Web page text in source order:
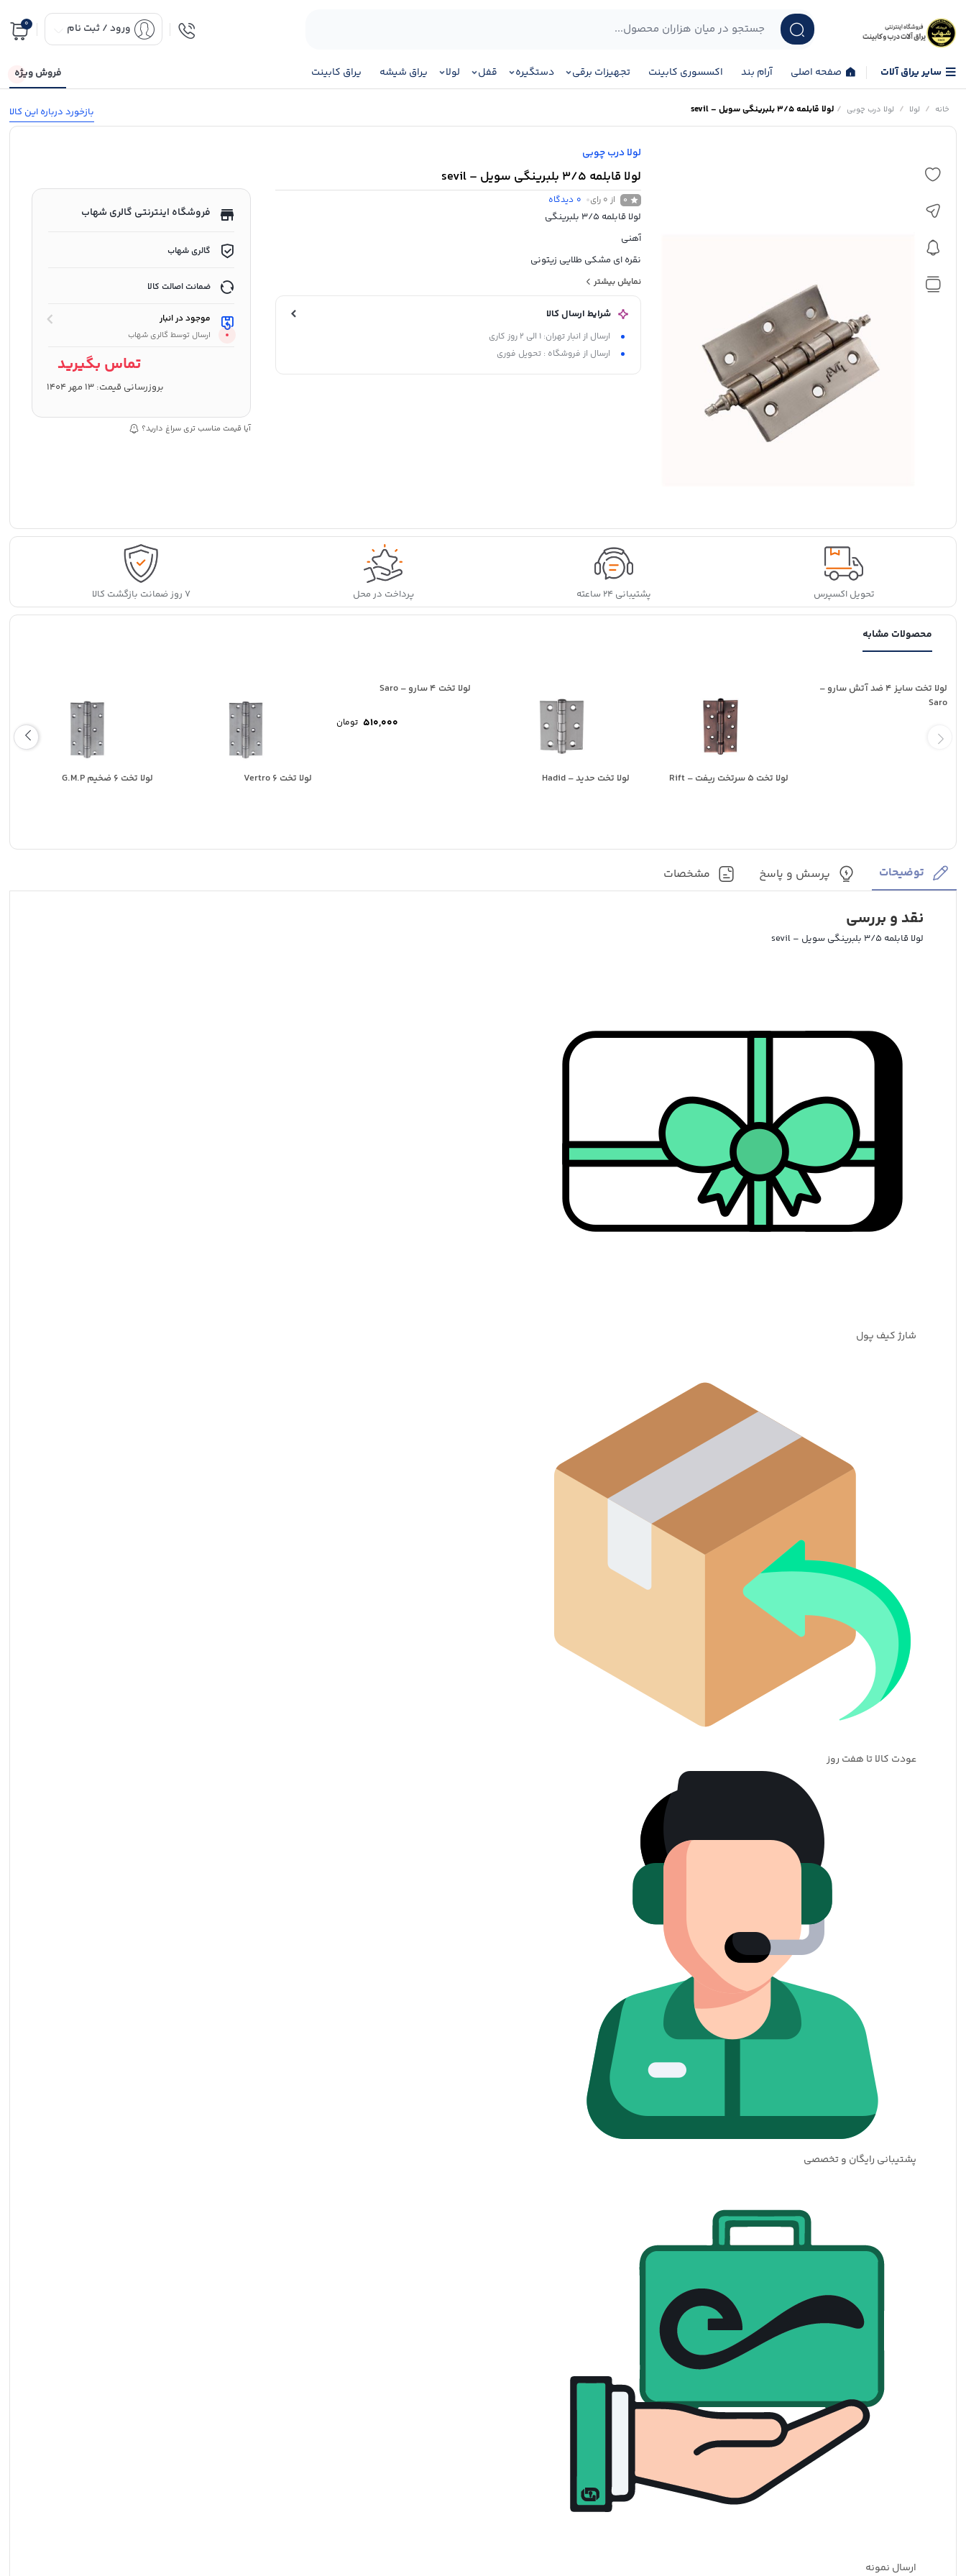
ورود / ثبت نام 0
سایر یراق آلات صفحه اصلی آرام بند اکسسوری کابینت تجهیزات برقی دستگیره قفل لولا یراق شیشه یراق کابینت فروش ویژه
بازخورد درباره این کالا خانه / لولا / لولا درب چوبی / لولا قابلمه 3/5 بلبرینگی سویل – sevil
لولا درب چوبی
لولا قابلمه 3/5 بلبرینگی سویل – sevil
0 از 0 رای 0 دیدگاه
لولا قابلمه 3/5 بلبرینگی
آهنی
نقره ای مشکی طلایی زیتونی
ساخت ایران
نمایش بیشتر
شرایط ارسال کالا
ارسال از انبار تهران: 1 الی 2 روز کاری
ارسال از فروشگاه : تحویل فوری
فروشگاه اینترنتی گالری شهاب
گالری شهاب
ضمانت اصالت کالا
موجود در انبار
ارسال توسط گالری شهاب
تماس بگیرید
بروزرسانی قیمت: 13 مهر 1404
آیا قیمت مناسب تری سراغ دارید؟
تحویل اکسپرس پشتیبانی ۲۴ ساعته پرداخت در محل ۷ روز ضمانت بازگشت کالا
محصولات مشابه
لولا تخت سایز 4 ضد آتش سارو –
Saro
لولا تخت 5 سرتخت ریفت – Rift لولا تخت حدید – Hadid
لولا تخت 4 سارو – Saro
510,000 تومان
لولا تخت 6 Vertro لولا تخت 6 ضخیم G.M.P
توضیحات پرسش و پاسخ مشخصات
نقد و بررسی
لولا قابلمه 3/5 بلبرینگی سویل – sevil
شارژ کیف پول
عودت کالا تا هفت روز
پشتیبانی رایگان و تخصصی
ارسال نمونه